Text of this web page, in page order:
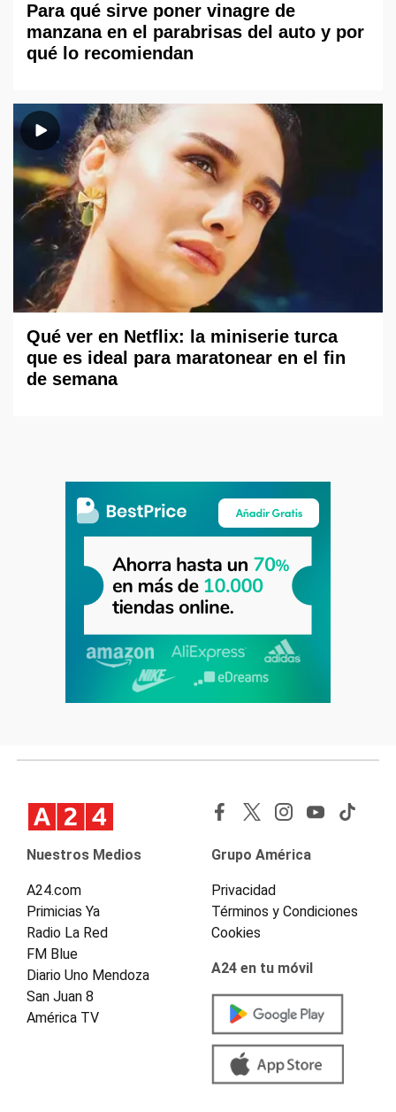
Para qué sirve poner vinagre de
manzana en el parabrisas del auto y por
qué lo recomiendan
Qué ver en Netflix: la miniserie turca
que es ideal para maratonear en el fin
de semana
Nuestros Medios
A24.com
Primicias Ya
Radio La Red
FM Blue
Diario Uno Mendoza
San Juan 8
América TV
Grupo América
Privacidad
Términos y Condiciones
Cookies
A24 en tu móvil